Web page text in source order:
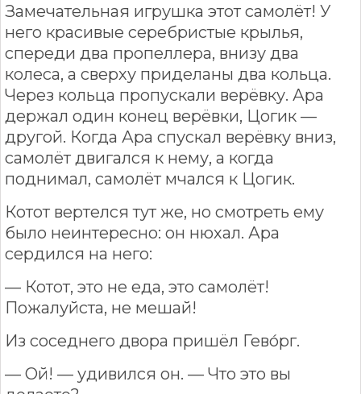
Замечательная игрушка этот самолёт! У
него красивые серебристые крылья,
спереди два пропеллера, внизу два
колеса, а сверху приделаны два кольца.
Через кольца пропускали верёвку. Ара
держал один конец верёвки, Цогик —
другой. Когда Ара спускал верёвку вниз,
самолёт двигался к нему, а когда
поднимал, самолёт мчался к Цогик.
Котот вертелся тут же, но смотреть ему
было неинтересно: он нюхал. Ара
сердился на него:
— Котот, это не еда, это самолёт!
Пожалуйста, не мешай!
Из соседнего двора пришёл Гево́рг.
— Ой! — удивился он. — Что это вы